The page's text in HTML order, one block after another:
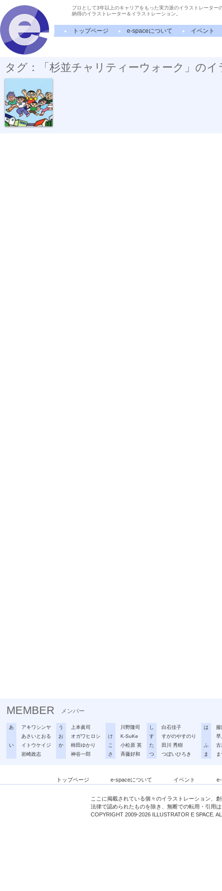
プロとして3年以上のキャリアをもった実力派のイラストレーター
納得のイラストレーター＆イラストレーション。
トップページ e-spaceについて イベント
タグ：「杉並チャリティーウォーク」のイ
杉並チャリテ...
MEMBER メンバー
あ
アキワシンヤ
あさいとおる
い
イトウケイジ
岩崎政志
う
上本眞司
お
オガワヒロシ
か
柿田ゆかり
神谷一郎
川野隆司
け
K-SuKe
こ
小松原 英
さ
斉藤好和
し
白石佳子
す
すがのやすのり
た
田川 秀樹
つ
つぼいひろき
は
早
ふ
古
ま
トップページ e-spaceについて イベント
ここに掲載されている個々のイラストレーション、
法律で認められたものを除き、無断での転用・引用
COPYRIGHT 2009-2026 ILLUSTRATOR E SPACE.